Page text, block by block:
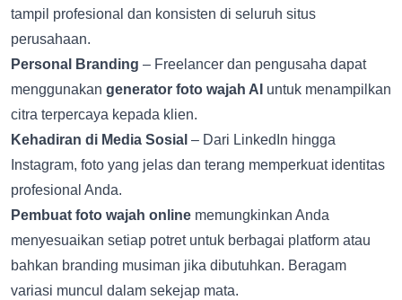
tampil profesional dan konsisten di seluruh situs
perusahaan.
Personal Branding – Freelancer dan pengusaha dapat
menggunakan generator foto wajah AI untuk menampilkan
citra terpercaya kepada klien.
Kehadiran di Media Sosial – Dari LinkedIn hingga
Instagram, foto yang jelas dan terang memperkuat identitas
profesional Anda.
Pembuat foto wajah online memungkinkan Anda
menyesuaikan setiap potret untuk berbagai platform atau
bahkan branding musiman jika dibutuhkan. Beragam
variasi muncul dalam sekejap mata.